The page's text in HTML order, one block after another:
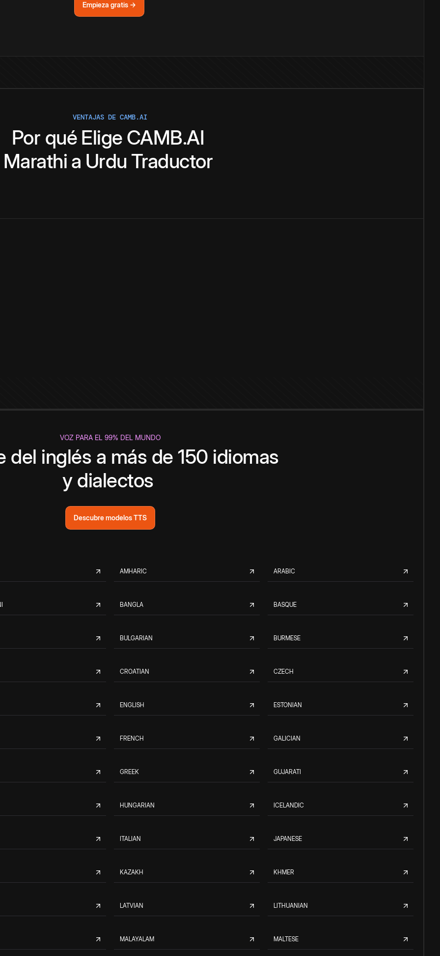
Empieza gratis →
VENTAJAS DE CAMB.AI
Por qué Elige CAMB.AI
Marathi a Urdu Traductor
VOZ PARA EL 99% DEL MUNDO
del inglés a más de 150 idiomas
y dialectos
Descubre modelos TTS
AMHARIC ARABIC
BANGLA BASQUE
BULGARIAN BURMESE
CROATIAN CZECH
ENGLISH ESTONIAN
FRENCH GALICIAN
GREEK GUJARATI
HUNGARIAN ICELANDIC
ITALIAN JAPANESE
KAZAKH KHMER
LATVIAN LITHUANIAN
MALAYALAM MALTESE